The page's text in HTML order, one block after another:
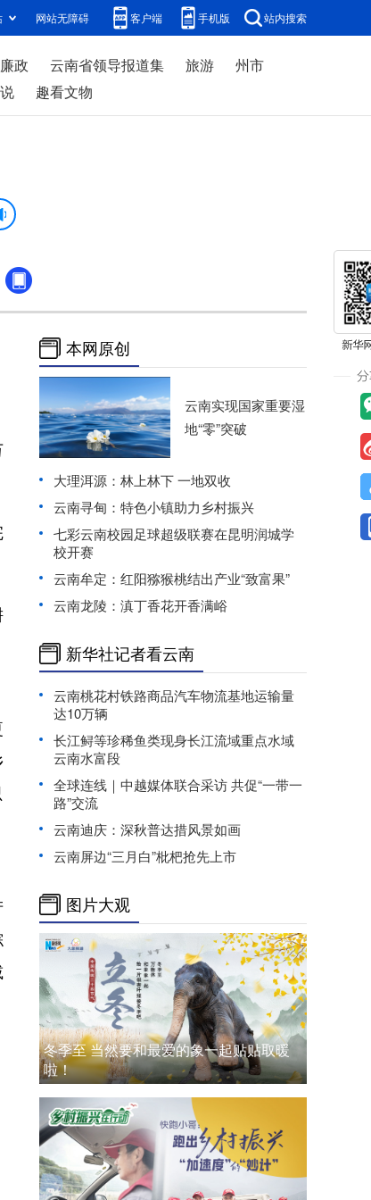
网站无障碍 客户端 手机版 站内搜索
廉政 云南省领导报道集 旅游
州市
趣看文物
本网原创
云南实现国家重要湿
地“零”突破
大理洱源：林上林下 一地双收
云南寻甸：特色小镇助力乡村振兴
七彩云南校园足球超级联赛在昆明润城学
校开赛
云南牟定：红阳猕猴桃结出产业“致富果”
云南龙陵：滇丁香花开香满峪
新华社记者看云南
云南桃花村铁路商品汽车物流基地运输量
达10万辆
长江鲟等珍稀鱼类现身长江流域重点水域
云南水富段
全球连线｜中越媒体联合采访 共促“一带一
路”交流
云南迪庆：深秋普达措风景如画
云南屏边“三月白”枇杷抢先上市
图片大观
冬季至 当然要和最爱的象一起贴贴取暖
啦！